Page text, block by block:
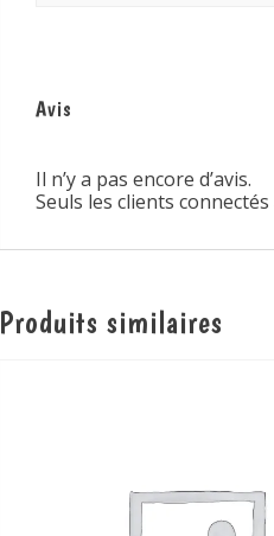
Avis
Il n’y a pas encore d’avis.
Seuls les clients
Produits similaires